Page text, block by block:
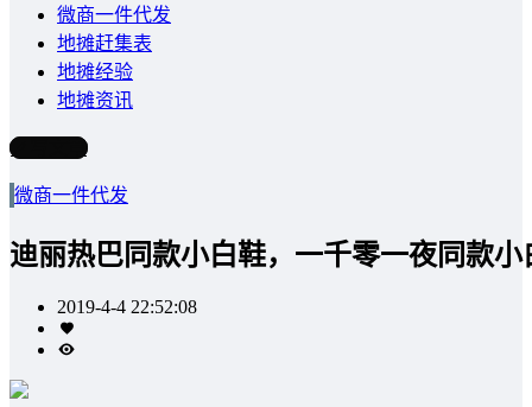
微商一件代发
地摊赶集表
地摊经验
地摊资讯
写文章
微商一件代发
迪丽热巴同款小白鞋，一千零一夜同款
2019-4-4 22:52:08